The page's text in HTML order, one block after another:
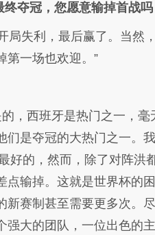
夺冠，您愿意输掉首战吗
局失利，最后赢了。当然
第一场也欢迎。”
，西班牙是热门之一，毫
是夺冠的大热门之一。
好的，然而，除了对阵洪
输掉。这就是世界杯的
赛制甚至需要更多次。
大的团队，一位出色的